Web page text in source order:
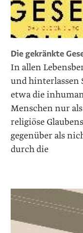
Die gekränkte
In allen
und hinterlassen
etwa die
Menschen nur
religiöse
gegenüber als
durch die